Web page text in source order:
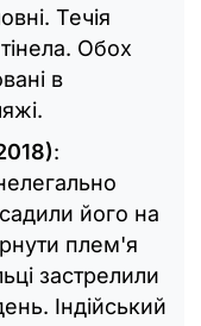
Течія
Обох
в
:
його на
плем'я
застрелили
Індійський